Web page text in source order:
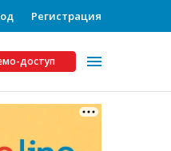
Регистрация
доступ